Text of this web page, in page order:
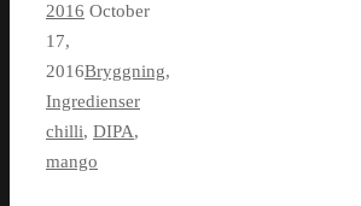
2016 October
17,
2016Bryggning,
Ingredienser
chilli, DIPA,
mango